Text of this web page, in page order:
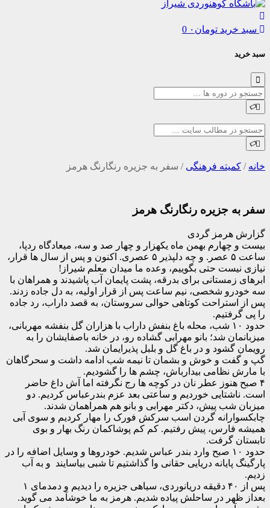
تومان۰ 0
فرهنگی/سفر به جزیره رنگارنگ هرمز
جزیره رنگارنگ هرمز
گردی
بهمن ماه یکهزار و چهار صد و سه، میعادگاه ردپا،
ساعت ۵ عصر. و چه دلپذیر ۵ عصری. اکنون و پس از سال ها قرار،
حتی بگوییم، وعده ما میدان معلم شیراز!
برای بدرقه، پشت پایمان آب پاشیدند و همراهان با
شخصی، نیم ساعت پس از قرار اولیه، به دل جاده زدند.
کوتاهی حوالی سروستان، به قصد داراب، رد جاده
حدود ۱۰ شب، محله باغ بنفش داراب با هزاران گل بنفشه مهربانی،
شد؛ بانو مهرابی گشاده رو، در خانه باصفایشان را به
و در باغ گل و بلبل پذیرایمان شد.
و خوش و بشمان تا نیمه شب ادامه داشت و سحرگاهان
بیدارباش، چشم ها را گشودیم.
عطر نان در کوچه ها رج نگرفته اما آش داغ حاضر
خوردیم و ساعتی بعد عزم بندرعباس کردیم. دو
پیش، دکتر مهرابی و بانو هم همراهمان شدند.
گردن اسب سرکش فورک را مهار کردیم و سوی آبی
پیش رفتیم. کم کم پوشاکمان رنگ بهار و بوی
گرفت.
حدود ۱۰ صبح وارد بندر عباس شدیم. خودروها و وسایل اضافه را در
دریایی حقانی وا گذاشتیم تا شبی بیاسایند و به آب
پس از ۴۰ دقیقه دریانوردی، سیاهی جزیره را دیدیم و دمدمای ۱
در ساحلش پیاده شدیم. هرمز به ما خوشآمد می گوید.